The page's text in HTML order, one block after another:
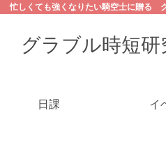
忙しくても強くなりたい騎空士に贈る
グラブル時短研
日課 イ